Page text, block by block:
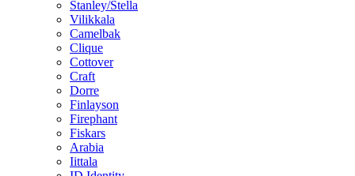
Stanley/Stella
Vilikkala
Camelbak
Clique
Cottover
Craft
Dorre
Finlayson
Firephant
Fiskars
Arabia
Iittala